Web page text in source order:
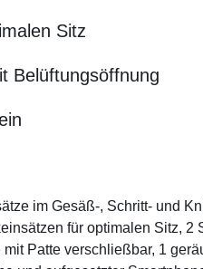
Sitz
Belüftungsöffnung
im Gesäß-, Schritt- und
für optimalen Sitz, 2
Patte verschließbar, 1